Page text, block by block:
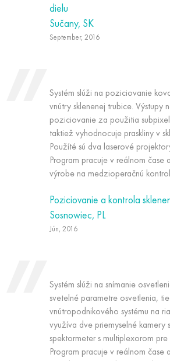
dielu
Sučany, SK
September, 2016
Systém slúži na poziciovanie
vnútry sklenenej trubice. Výstupy
poziciovanie za použitia
taktiež vyhodnocuje praskliny v
Použíté sú dva laserové
Program pracuje v reálnom čase
výrobe na medzioperačnú
Poziciovanie a kontrola
Sosnowiec, PL
Jún, 2016
Systém slúži na snímanie
svetelné parametre osvetlenia,
vnútropodnikového systému na
využíva dve priemyselné kamery
spektormeter s multiplexorom
Program pracuje v reálnom čase